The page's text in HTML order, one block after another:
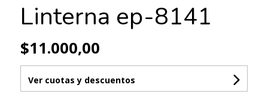
Linterna ep-8141
$11.000,00
Ver cuotas y descuentos